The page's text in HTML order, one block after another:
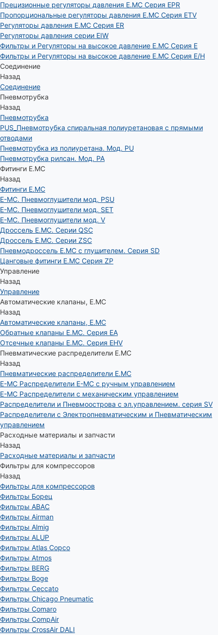
Прецизионные регуляторы давления E.MC Серия EPR
Пропорциональные регуляторы давления E.MC Серия ETV
Регуляторы давления E.MC Серия ER
Регуляторы давления серии EIW
Фильтры и Регуляторы на высокое давление E.MC Серия E
Фильтры и Регуляторы на высокое давление E.MC Серия E/H
Соединение
Назад
Соединение
Пневмотрубка
Назад
Пневмотрубка
PUS_Пневмотрубка спиральная полиуретановая с прямыми
отводами
Пневмотрубка из полиуретана. Мод. РU
Пневмотрубка рилсан. Мод. PA
Фитинги E.MC
Назад
Фитинги E.MC
E-MC. Пневмоглушители мод. PSU
E-MC. Пневмоглушители мод. SET
E-MC. Пневмоглушители мод. V
Дроссель E.MC. Серии QSC
Дроссель E.MC. Серии ZSC
Пневмодроссель E.MC с глушителем. Серия SD
Цанговые фитинги E.MC Серия ZP
Управление
Назад
Управление
Автоматические клапаны, Е.МС
Назад
Автоматические клапаны, Е.МС
Обратные клапаны E.MC. Серия EA
Отсечные клапаны E.MC. Серия EHV
Пневматические распределители E.MC
Назад
Пневматические распределители E.MC
E-MC Распределители E-MC с ручным управлением
E-MC Распределители с механическим управлением
Распределители и Пневмоострова с эл.управлением. серия SV
Распределители с Электропневматическим и Пневматическим
управлением
Расходные материалы и запчасти
Назад
Расходные материалы и запчасти
Фильтры для компрессоров
Назад
Фильтры для компрессоров
Фильтры Борец
Фильтры ABAC
Фильтры Airman
Фильтры Almig
Фильтры ALUP
Фильтры Atlas Copco
Фильтры Atmos
Фильтры BERG
Фильтры Boge
Фильтры Ceccato
Фильтры Chicago Pneumatic
Фильтры Comaro
Фильтры CompAir
Фильтры CrossAir DALI